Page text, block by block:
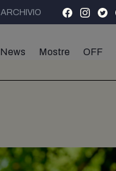
ARCHIVIO
News Mostre OFF